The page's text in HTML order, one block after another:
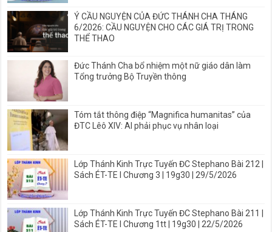
Ý CẦU NGUYỆN CỦA ĐỨC THÁNH CHA THÁNG
6/2026: CẦU NGUYỆN CHO CÁC GIÁ TRỊ TRONG
THỂ THAO
Đức Thánh Cha bổ nhiệm một nữ giáo dân làm
Tổng trưởng Bộ Truyền thông
Tóm tắt thông điệp “Magnifica humanitas” của
ĐTC Lêô XIV: AI phải phục vụ nhân loại
Lớp Thánh Kinh Trực Tuyến ĐC Stephano Bài 212 |
Sách ÉT-TE I Chương 3 | 19g30 | 29/5/2026
Lớp Thánh Kinh Trực Tuyến ĐC Stephano Bài 211 |
Sách ÉT-TE I Chương 1tt | 19g30 | 22/5/2026